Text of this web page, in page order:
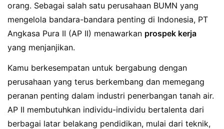
orang. Sebagai salah satu perusahaan BUMN yang
mengelola bandara-bandara penting di Indonesia, PT
Angkasa Pura II (AP II) menawarkan prospek kerja
yang menjanjikan.
Kamu berkesempatan untuk bergabung dengan
perusahaan yang terus berkembang dan memegang
peranan penting dalam industri penerbangan tanah air.
AP II membutuhkan individu-individu bertalenta dari
berbagai latar belakang pendidikan, mulai dari teknik,